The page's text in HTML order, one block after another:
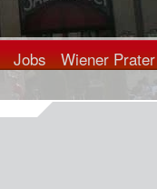
Wiener Prater
Jobs